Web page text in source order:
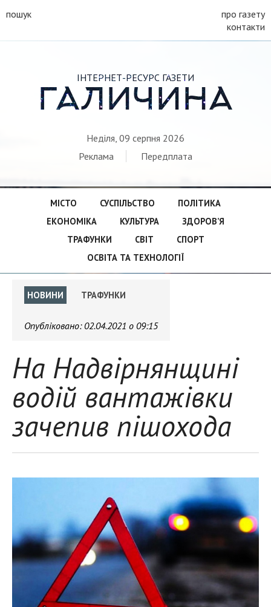
пошук
про газету
контакти
ІНТЕРНЕТ-РЕСУРС ГАЗЕТИ
ГАЛИЧИНА
Неділя, 09 серпня 2026
Реклама
Передплата
МІСТО СУСПІЛЬСТВО
ПОЛІТИКА
ЕКОНОМІКА
КУЛЬТУРА
ЗДОРОВ’Я
ТРАФУНКИ
СВІТ
СПОРТ
ОСВІТА ТА ТЕХНОЛОГІЇ
НОВИНИ ТРАФУНКИ
Опубліковано: 02.04.2021 о 09:15
На Надвірнянщині
водій вантажівки
зачепив пішохода